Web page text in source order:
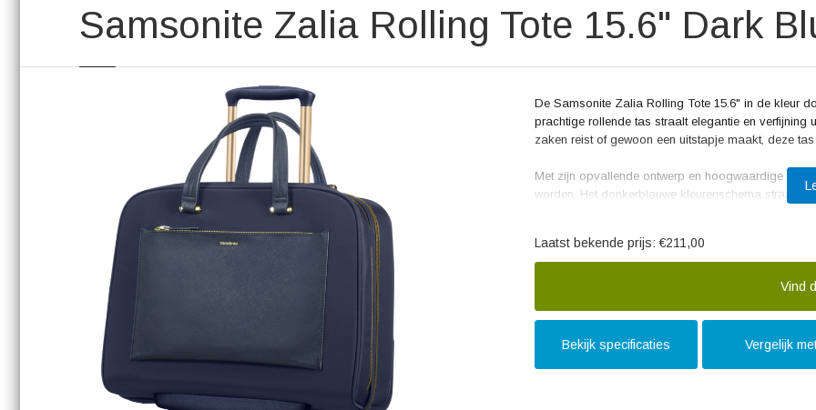
Samsonite Zalia Rolling Tote 15.6" Dark
De Samsonite Zalia Rolling Tote 15.6" in de kleur
prachtige rollende tas straalt elegantie en
zaken reist of gewoon een uitstapje maakt, deze
Met zijn opvallende ontwerp en hoogwaardige
worden. Het donkerblauwe kleurenschema straalt
Deze rollende tas is niet alleen stijlvol, maar ook
ruimte voor een 15.6" laptop en al je
en overzichtelijk kunt opbergen. Bovendien is de
De reviews van tevreden klanten wijzen op de
Laatst bekende prijs: €211,00
Vind
Bekijk specificaties Vergelijk